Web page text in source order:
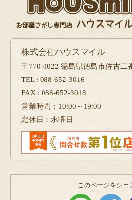
株式会社ハウスマイル
〒770-0022 徳島県徳島市佐古二
TEL : 088-652-3016
FAX : 088-652-3018
営業時間：10:00～19:00
定休日：水曜日
このページをシェ